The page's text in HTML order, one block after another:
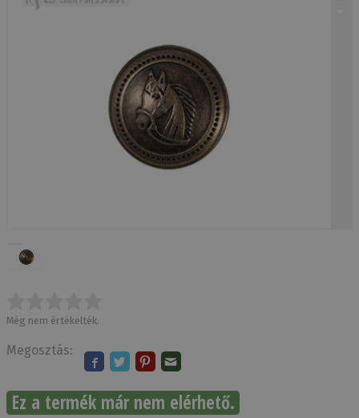
Még nem értékelték.
Megosztás:
Ez a termék már nem elérhető.